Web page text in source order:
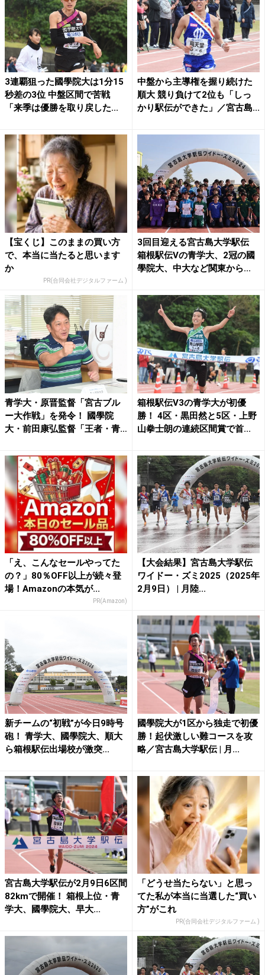
3連覇狙った國學院大は1分15
秒差の3位 中盤区間で苦戦
「来季は優勝を取り戻した...
中盤から主導権を握り続けた
順大 競り負けて2位も「しっ
かり駅伝ができた」／宮古島...
【宝くじ】このままの買い方
で、本当に当たると思います
か
PR(合同会社デジタルファーム )
3回目迎える宮古島大学駅伝
箱根駅伝Vの青学大、2冠の國
學院大、中大など関東から...
青学大・原晋監督「宮古ブル
ー大作戦」を発令！ 國學院
大・前田康弘監督「王者・青
箱根駅伝V3の青学大が初優
勝！ 4区・黒田然と5区・上野
山拳士朗の連続区間賞で首...
「え、こんなセールやってた
の？」80％OFF以上が続々登
場！Amazonの本気が...
PR(Amazon)
【大会結果】宮古島大学駅伝
ワイドー・ズミ2025（2025年
2月9日） | 月陸...
新チームの“初戦”が今日9時号
砲！ 青学大、國學院大、順大
ら箱根駅伝出場校が激突...
國學院大が1区から独走で初優
勝！起伏激しい難コースを攻
略／宮古島大学駅伝 | 月...
宮古島大学駅伝が2月9日6区間
82kmで開催！ 箱根上位・青
学大、國學院大、早大...
「どうせ当たらない」と思っ
てた私が本当に当選した“買い
方”がこれ
PR(合同会社デジタルファーム )